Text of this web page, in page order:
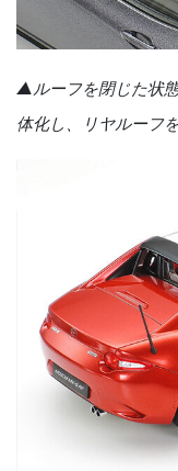
▲ルーフを閉じた状
体化し、リヤルーフ